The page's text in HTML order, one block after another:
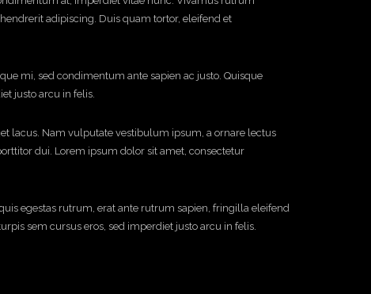
adipiscing. Duis quam tortor, eleifend et
mi, sed condimentum ante sapien ac justo. Quisque
justo arcu in felis.
lacus. Nam vulputate vestibulum ipsum, a ornare lectus
dui. Lorem ipsum dolor sit amet, consectetur
egestas rutrum, erat ante rutrum sapien, fringilla eleifend
sem cursus eros, sed imperdiet justo arcu in felis.